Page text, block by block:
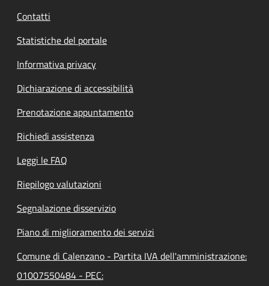
Contatti
Statistiche del portale
Informativa privacy
Dichiarazione di accessibilità
Prenotazione appuntamento
Richiedi assistenza
Leggi le FAQ
Riepilogo valutazioni
Segnalazione disservizio
Piano di miglioramento dei servizi
Comune di Calenzano - Partita IVA dell'amministrazione:
01007550484 - PEC: